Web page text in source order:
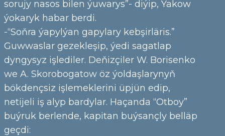
sorujy nasos bilen ýuwarys”- diýip, Ýakow
ýokaryk habar berdi.
-“Soňra ýapylýan gapylary kebşirläris.”
Guwwaslar gezekleşip, ýedi sagatlap
dyngysyz işlediler. Deňizçiler W. Borisenko
we A. Skorobogatow öz ýoldaşlarynyň
bökdençsiz işlemeklerini üpjün edip,
netijeli iş alyp bardylar. Haçanda “Otboy”
buýruk berlende, kapitan buýsançly belläp
geçdi: